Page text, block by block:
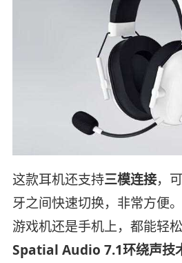
这款耳机还支持三模连接，
牙之间快速切换，非常方便
游戏机还是手机上，都能轻松
Spatial Audio 7.1环绕声技